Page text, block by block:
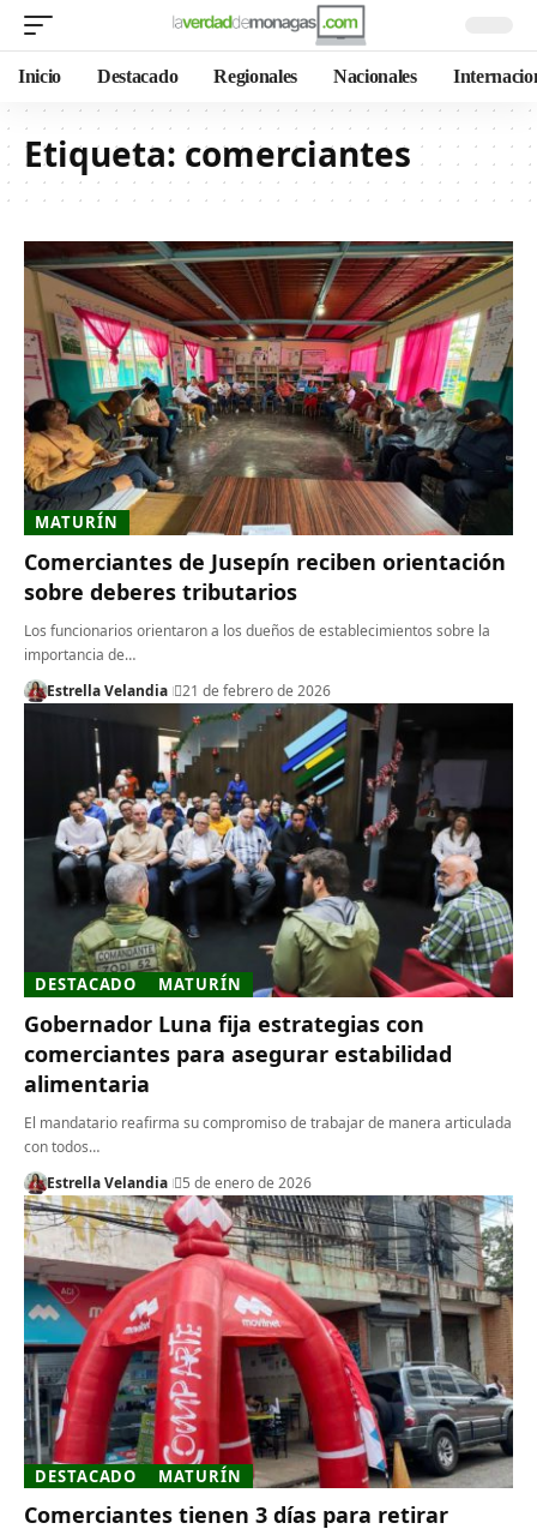
Inicio Destacado Regionales Nacionales
Etiqueta: comerciantes
MATURÍN
Comerciantes de Jusepín reciben orientación
sobre deberes tributarios
Los funcionarios orientaron a los dueños de establecimientos sobre la
importancia de…
Estrella Velandia
21 de febrero de 2026
DESTACADO MATURÍN
Gobernador Luna fija estrategias con
comerciantes para asegurar estabilidad
alimentaria
El mandatario reafirma su compromiso de trabajar de manera articulada
con todos…
Estrella Velandia
5 de enero de 2026
DESTACADO MATURÍN
Comerciantes tienen 3 días para retirar